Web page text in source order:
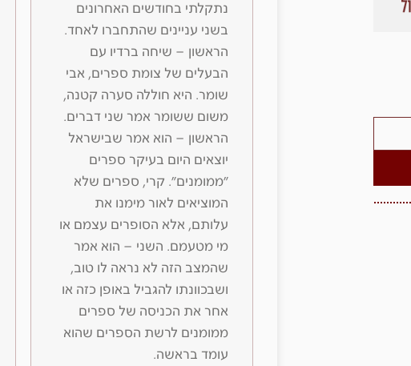
נתקלתי בחודשים האחרונים
בשני עניינים שהתחברו לאחד.
הראשון – שיחה ברדיו עם
הבעלים של צומת ספרים, אבי
שומר. היא חוללה סערה קטנה,
משום ששומר אמר שני דברים.
הראשון – הוא אמר שבישראל
יוצאים היום בעיקר ספרים
״ממומנים״. קרי, ספרים שלא
המוציאים לאור מימנו את
עלותם, אלא הסופרים עצמם או
מי מטעמם. השני – הוא אמר
שהמצב הזה לא נראה לו טוב,
ושבכוונתו להגביל באופן כזה או
אחר את הכניסה של ספרים
ממומנים לרשת הספרים שהוא
עומד בראשה.